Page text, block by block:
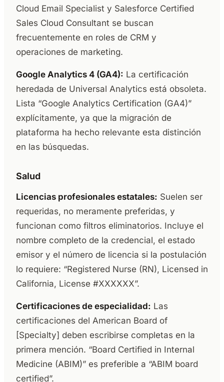
Cloud Email Specialist y Salesforce Certified
Sales Cloud Consultant se buscan
frecuentemente en roles de CRM y
operaciones de marketing.
Google Analytics 4 (GA4): La certificación
heredada de Universal Analytics está obsoleta.
Lista “Google Analytics Certification (GA4)”
explícitamente, ya que la migración de
plataforma ha hecho relevante esta distinción
en las búsquedas.
Salud
Licencias profesionales estatales: Suelen ser
requeridas, no meramente preferidas, y
funcionan como filtros eliminatorios. Incluye el
nombre completo de la credencial, el estado
emisor y el número de licencia si la postulación
lo requiere: “Registered Nurse (RN), Licensed in
California, License #XXXXXX”.
Certificaciones de especialidad: Las
certificaciones del American Board of
[Specialty] deben escribirse completas en la
primera mención. “Board Certified in Internal
Medicine (ABIM)” es preferible a “ABIM board
certified”.